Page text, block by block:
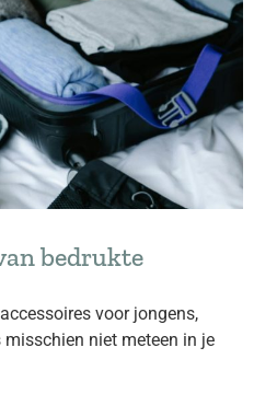
bedrukte
voor jongens,
niet meteen in je